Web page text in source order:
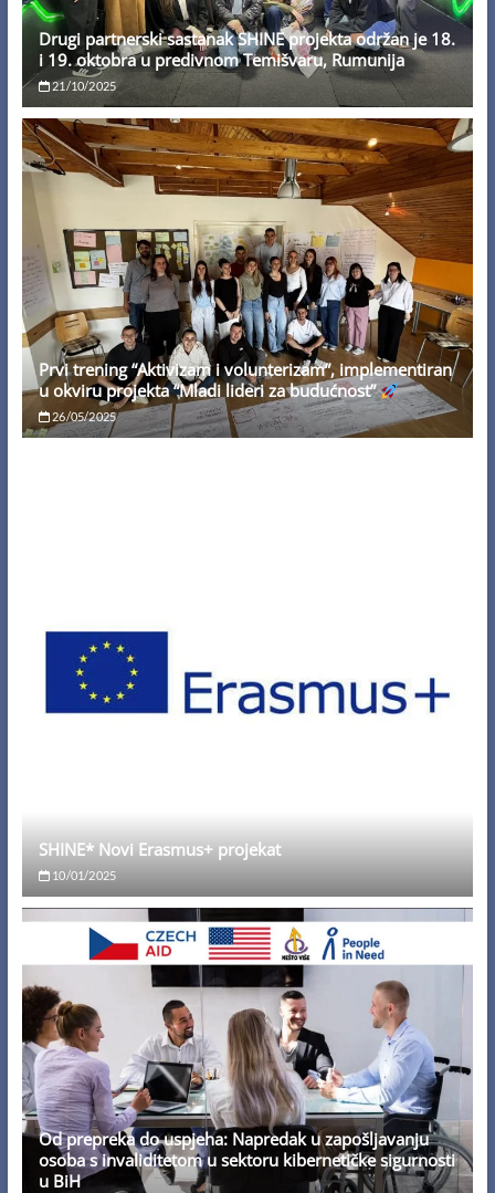
Drugi partnerski sastanak SHINE projekta održan je 18.
i 19. oktobra u predivnom Temišvaru, Rumunija
21/10/2025
Prvi trening “Aktivizam i volunterizam”, implementiran
u okviru projekta “Mladi lideri za budućnost”
26/05/2025
SHINE* Novi Erasmus+ projekat
10/01/2025
Od prepreka do uspjeha: Napredak u zapošljavanju
osoba s invaliditetom u sektoru kibernetičke sigurnosti
u BiH